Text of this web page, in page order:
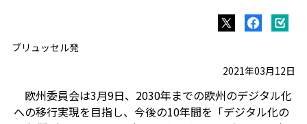
ブリュッセル発
2021年03月12日
欧州委員会は3月9日、2030年までの欧州のデジタル化
への移行実現を目指し、今後の10年間を「デジタル化の